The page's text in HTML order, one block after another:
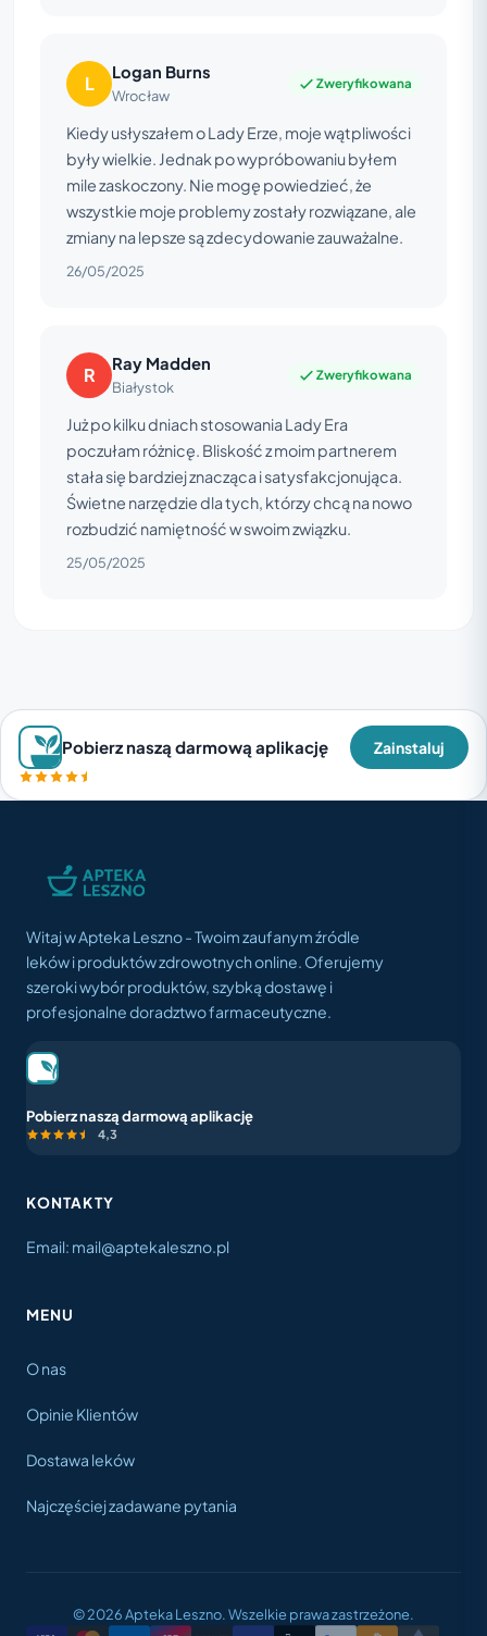
L Logan Burns
Wrocław
Zweryfikowana
Kiedy usłyszałem o Lady Erze, moje wątpliwości
były wielkie. Jednak po wypróbowaniu byłem
mile zaskoczony. Nie mogę powiedzieć, że
wszystkie moje problemy zostały rozwiązane, ale
zmiany na lepsze są zdecydowanie zauważalne.
26/05/2025
R Ray Madden
Białystok
Zweryfikowana
Już po kilku dniach stosowania Lady Era
poczułam różnicę. Bliskość z moim partnerem
stała się bardziej znacząca i satysfakcjonująca.
Świetne narzędzie dla tych, którzy chcą na nowo
rozbudzić namiętność w swoim związku.
25/05/2025
Pobierz naszą darmową aplikację Zainstaluj
Witaj w Apteka Leszno - Twoim zaufanym źródle
leków i produktów zdrowotnych online. Oferujemy
szeroki wybór produktów, szybką dostawę i
profesjonalne doradztwo farmaceutyczne.
Pobierz naszą darmową aplikację
4,3
KONTAKTY
Email: mail@aptekaleszno.pl
MENU
O nas
Opinie Klientów
Dostawa leków
Najczęściej zadawane pytania
© 2026 Apteka Leszno. Wszelkie prawa zastrzeżone.